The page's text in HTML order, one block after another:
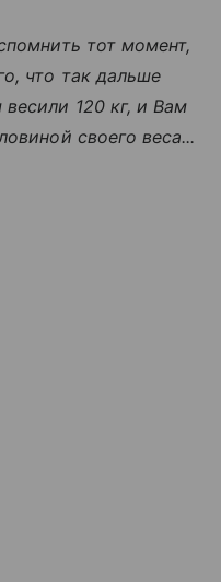
тот момент,
что так дальше
120 кг, и Вам
своего веса...